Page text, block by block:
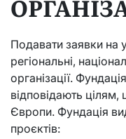
Подавати заявки на
регіональні,
організації.
відповідають цілям,
Європи. Фундація
проєктів: